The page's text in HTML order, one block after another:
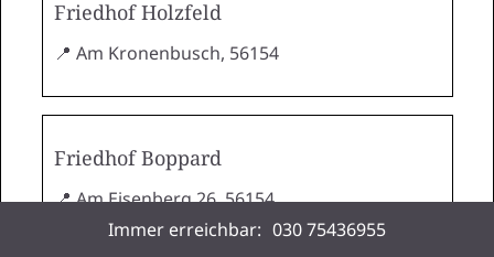
Friedhof Holzfeld
📍 Am Kronenbusch, 56154
Friedhof Boppard
📍 Am Eisenberg 26, 56154
Immer erreichbar: 030 75436955